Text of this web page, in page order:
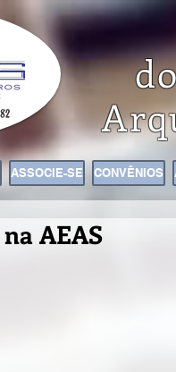
ASSOCIE-SE CONVÊNIOS
AEAS